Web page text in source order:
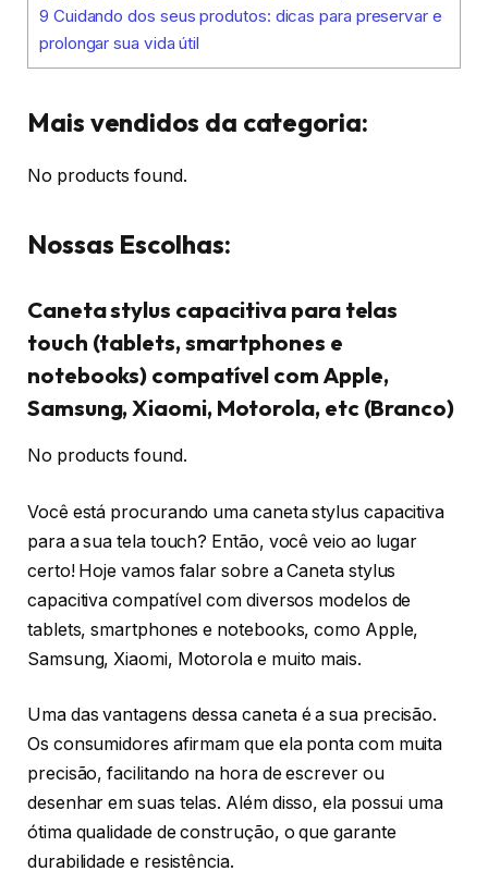
9 Cuidando dos seus produtos: dicas para preservar e
prolongar sua vida útil
Mais vendidos da categoria:
No products found.
Nossas Escolhas:
Caneta stylus capacitiva para telas
touch (tablets, smartphones e
notebooks) compatível com Apple,
Samsung, Xiaomi, Motorola, etc (Branco)
No products found.
Você está procurando uma caneta stylus capacitiva
para a sua tela touch? Então, você veio ao lugar
certo! Hoje vamos falar sobre a Caneta stylus
capacitiva compatível com diversos modelos de
tablets, smartphones e notebooks, como Apple,
Samsung, Xiaomi, Motorola e muito mais.
Uma das vantagens dessa caneta é a sua precisão.
Os consumidores afirmam que ela ponta com muita
precisão, facilitando na hora de escrever ou
desenhar em suas telas. Além disso, ela possui uma
ótima qualidade de construção, o que garante
durabilidade e resistência.